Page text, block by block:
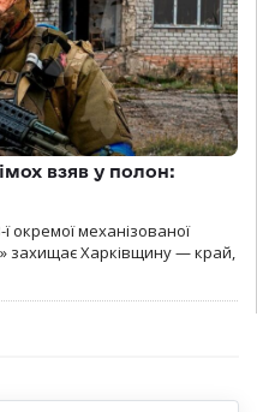
взяв у полон:
окремої механізованої
захищає Харківщину — край,